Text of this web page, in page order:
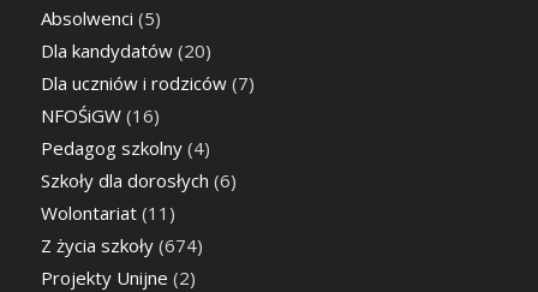
Absolwenci (5)
Dla kandydatów(20)
Dla uczniów i rodziców(7)
NFOŚiGW(16)
Pedagog szkolny(4)
Szkoły dla dorosłych (6)
Wolontariat(11)
Z życia szkoły(674)
Projekty Unijne (2)